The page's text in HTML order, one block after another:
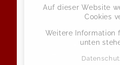
Auf dieser Website
Cookies
Weitere Information
unten